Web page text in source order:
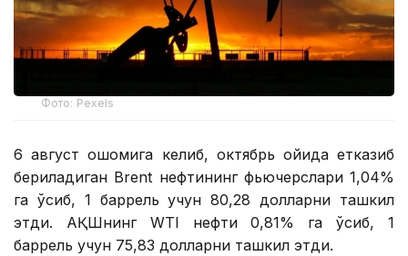
Фото: Pexels
6 август оқшомига келиб, октябрь ойида етказиб
бериладиган Brent нефтининг фьючерслари 1,04%
га ўсиб, 1 баррель учун 80,28 долларни ташкил
этди. АҚШнинг WTI нефти 0,81% га ўсиб, 1
баррель учун 75,83 долларни ташкил этди.